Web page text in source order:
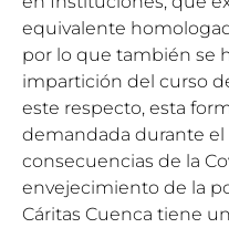
equivalente
por lo que también se
impartición del curso
este respecto, esta
demandada durante el
consecuencias de la
envejecimiento de la
Cáritas Cuenca tiene